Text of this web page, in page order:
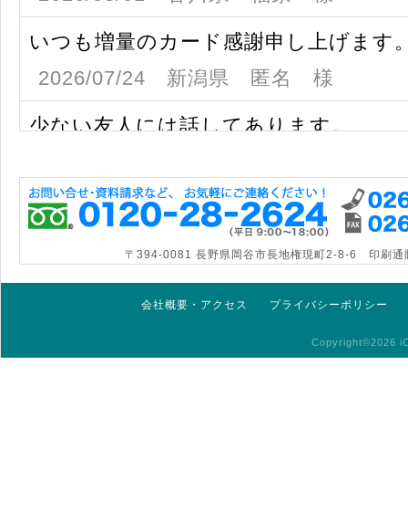
いつも増量のカード感謝申し上げます
2026/07/24 新潟県 匿名 様
少ない友人には話してあります。
お客様の声をもっ
〒394-0081 長野県岡谷市長地権現町2-8-6 印刷通
会社概要・アクセス プライバシーポリシー
Copyright©2026